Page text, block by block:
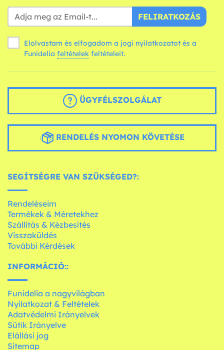
FELIRATKOZÁS
Elolvastam és elfogadom a jogi nyilatkozatot és a
Funidelia feltételek feltételeit.
ÜGYFÉLSZOLGÁLAT
RENDELÉS NYOMON KÖVETÉSE
SEGÍTSÉGRE VAN SZÜKSÉGED?:
Rendeléseim
Termékek & Méretekhez
Szállítás & Kézbesítés
Visszaküldés
További Kérdések
INFORMÁCIÓ::
Funidelia a nagyvilágban
Nyilatkozat & Feltételek
Adatvédelmi Irányelvek
Sütik Irányelve
Elállási jog
Sitemap